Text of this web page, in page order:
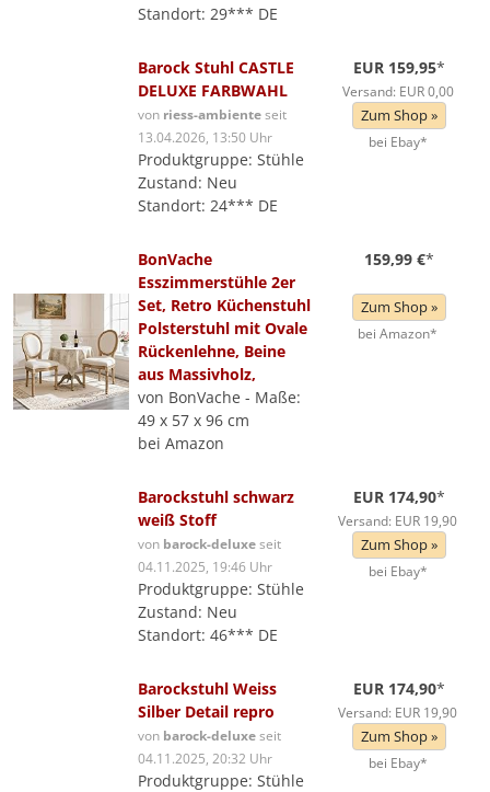
Standort: 29*** DE
Barock Stuhl CASTLE
DELUXE FARBWAHL
von riess-ambienteseit
13.04.2026, 13:50 Uhr
Produktgruppe: Stühle
Zustand: Neu
Standort: 24*** DE
EUR 159,95*
Versand: EUR 0,00
Zum Shop »
bei Ebay*
BonVache
Esszimmerstühle 2er
Set, Retro Küchenstuhl
Polsterstuhl mit Ovale
Rückenlehne, Beine
aus Massivholz,
von BonVache - Maße:
49 x 57 x 96 cm
bei Amazon
159,99 €*
Zum Shop »
bei Amazon*
Barockstuhl schwarz
weiß Stoff
von barock-deluxeseit
04.11.2025, 19:46 Uhr
Produktgruppe: Stühle
Zustand: Neu
Standort: 46*** DE
EUR 174,90*
Versand: EUR 19,90
Zum Shop »
bei Ebay*
Barockstuhl Weiss
Silber Detail repro
von barock-deluxeseit
04.11.2025, 20:32 Uhr
Produktgruppe: Stühle
EUR 174,90*
Versand: EUR 19,90
Zum Shop »
bei Ebay*